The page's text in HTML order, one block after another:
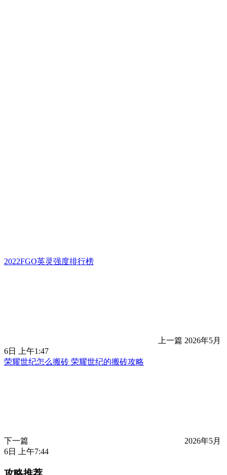
2022FGO英灵强度排行榜
上一篇 2026年5月
6日 上午1:47
荣耀世纪怎么搬砖 荣耀世纪的搬砖攻略
下一篇
2026年5月
6日 上午7:44